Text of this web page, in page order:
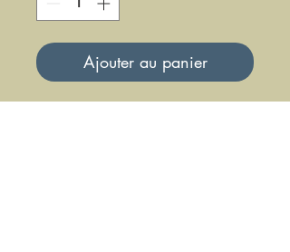
Ajouter au panier